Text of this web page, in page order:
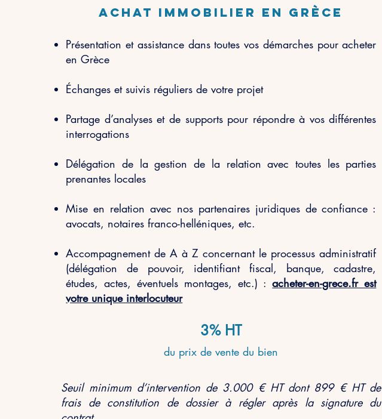
achat immobilier en Grèce
Présentation et assistance dans toutes vos démarches pour acheter
en Grèce
Échanges et suivis réguliers de votre projet
Partage d’analyses et de supports pour répondre à vos différentes
interrogations
Délégation de la gestion de la relation avec toutes les parties
prenantes locales
Mise en relation avec nos partenaires juridiques de confiance :
avocats, notaires franco-helléniques, etc.
Accompagnement de A à Z concernant le processus administratif
(délégation de pouvoir, identifiant fiscal, banque, cadastre,
études, actes, éventuels montages, etc.) :acheter-en-grece.fr est
votre unique interlocuteur
3% HT
du prix de vente du bien
Seuil minimum d’intervention de 3.000 € HT dont 899 € HT de
frais de constitution de dossier à régler aprèsla signature du